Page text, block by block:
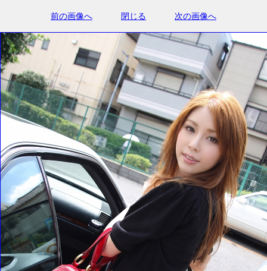
前の画像へ 閉じる 次の画像へ